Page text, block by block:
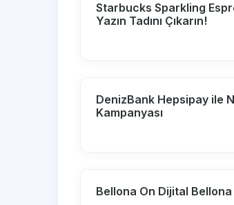
Starbucks Sparkling
Yazın Tadını Çıkarın!
DenizBank Hepsipay ile
Kampanyası
Bellona On Dijital Bellona